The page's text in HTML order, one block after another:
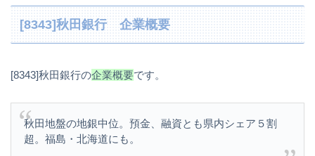
[8343]秋田銀行 企業概要
[8343]秋田銀行の企業概要です。
秋田地盤の地銀中位。預金、融資とも県内シェア５割
超。福島・北海道にも。